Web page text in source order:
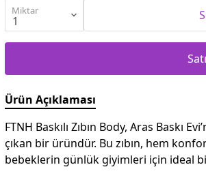
Miktar
Ürün Açıklaması
FTNH Baskılı Zıbın Body, Aras Baskı
çıkan bir üründür. Bu zıbın, hem
bebeklerin günlük giyimleri için ideal